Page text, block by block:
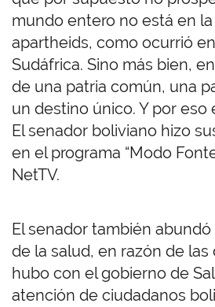
mundo entero no está en
apartheids, como ocurrió
Sudáfrica. Sino más bien,
de una patria común, una
un destino único. Y por eso
El senador boliviano hizo
en el programa “Modo
NetTV.
El senador también
de la salud, en razón de
hubo con el gobierno de
atención de ciudadanos